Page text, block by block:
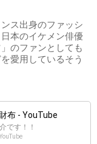
ス出身のファッシ
本のイケメン俳優
のファンとしても
愛用しているそう
布 - YouTube
です！！